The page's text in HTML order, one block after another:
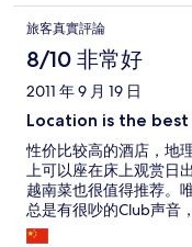
旅客真實評論
8/10 非常好
2011 年 9 月 19 日
Location is the best
性价比较高的酒店，地
上可以座在床上观赏日
越南菜也很值得推荐。
总是有很吵的Club声音